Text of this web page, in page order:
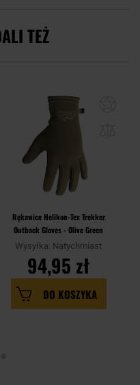
TEŻ
Rękawice Helikon-Tex Trekker
Outback Gloves - Olive Green
Wysyłka: Natychmiast
94,95 zł
DO KOSZYKA